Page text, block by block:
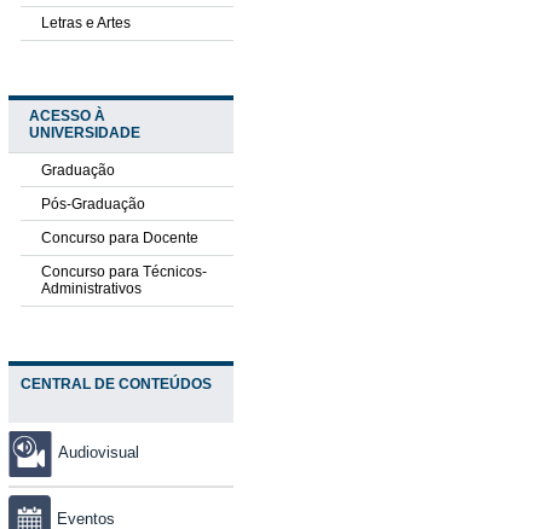
Letras e Artes
ACESSO À
UNIVERSIDADE
Graduação
Pós-Graduação
Concurso para Docente
Concurso para Técnicos-
Administrativos
CENTRAL DE CONTEÚDOS
Audiovisual
Eventos